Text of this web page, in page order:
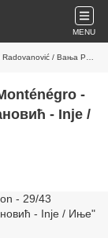
MENU
Радовановић - Inje / Иње
-
- Inje /